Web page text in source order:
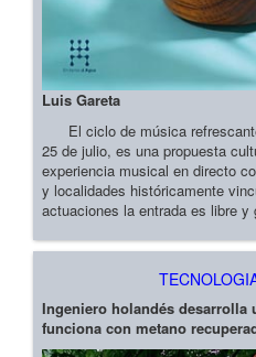
Luis Gareta
El ciclo de música
25 de julio, es una propuesta
experiencia musical en directo
y localidades históricamente
actuaciones la entrada es libre y
Ingeniero holandés desarrolla
funciona con metano